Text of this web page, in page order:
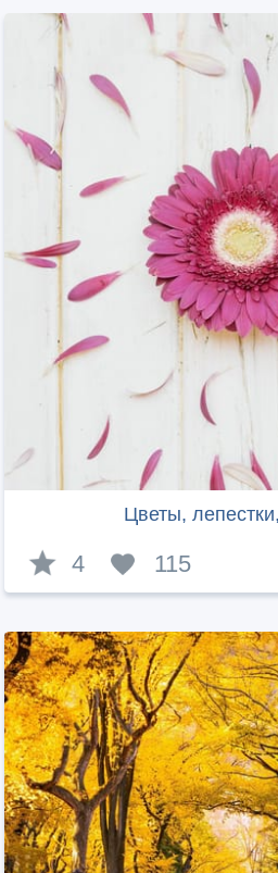
Цветы,
4 115